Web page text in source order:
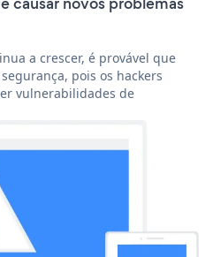
a crescer, é provável que
pois os hackers
vulnerabilidades de